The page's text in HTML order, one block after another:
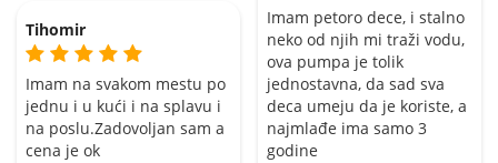
Tihomir
Imam na svakom mestu po
jednu i u kući i na splavu i
na poslu.Zadovoljan sam a
cena je ok
Imam petoro dece, i stalno
neko od njih mi traži vodu,
ova pumpa je tolik
jednostavna, da sad sva
deca umeju da je koriste, a
najmlađe ima samo 3
godine